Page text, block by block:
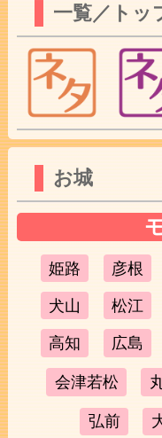
一覧／トッ
お城
姫路 彦根
犬山 松江
高知 広島
会津若松
弘前